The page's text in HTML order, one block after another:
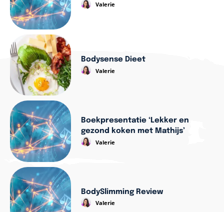
Valerie
Bodysense Dieet
Valerie
Boekpresentatie ‘Lekker en
gezond koken met Mathijs’
Valerie
BodySlimming Review
Valerie